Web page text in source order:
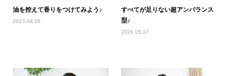
油を控えて香りをつけてみよう♪
2023.08.26
すべてが足りない超アンバランス
型♪
2026.05.17